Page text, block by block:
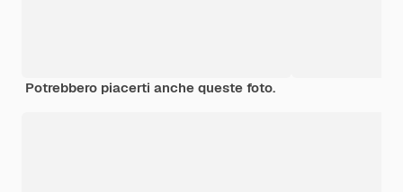
Potrebbero piacerti anche queste foto.